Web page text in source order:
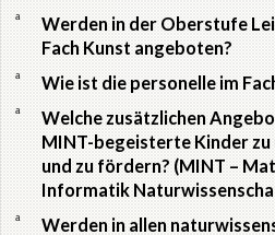
a
Werden in der Oberstufe
Fach Kunst angeboten?
a Wie ist die personelle im
a
Welche zusätzlichen
MINT-begeisterte Kinder
und zu fördern? (MINT –
Informatik
a
Werden in allen